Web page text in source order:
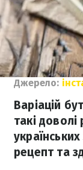
Джерело:
Варіацій
такі доволі
рецепт та